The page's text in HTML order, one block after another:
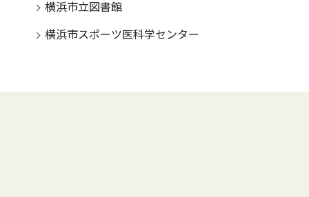
横浜市立図書館
横浜市スポーツ医科学センター